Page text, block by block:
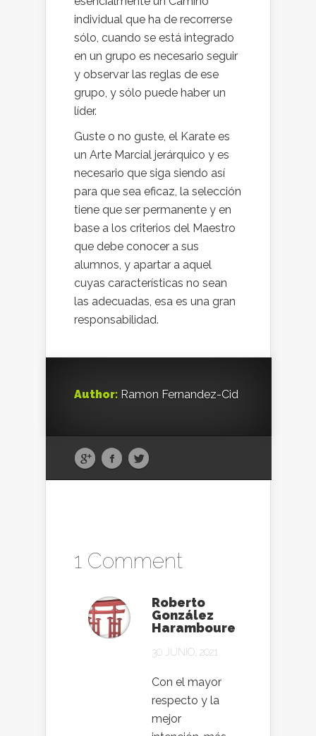
individual que ha de recorrerse
sólo, cuando se está integrado
en un grupo es necesario seguir
y observar las reglas de ese
grupo, y sólo puede haber un
líder.
Guste o no guste, el Karate es
un Arte Marcial jerárquico y es
necesario que siga siendo así
para que sea eficaz, la selección
tiene que ser permanente y en
base a los criterios del Maestro
que debe conocer a sus
alumnos, y apartar a aquel
cuyas características no sean
las adecuadas, esa es una gran
responsabilidad.
Author: Ramon Fernandez-Cid
1 Comment
Roberto
González
Haramboure
30 JUNIO, 2021
Con el mayor
respecto y la
mejor